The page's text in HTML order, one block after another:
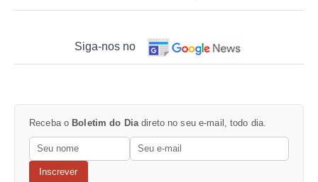
Siga-nos no
Receba o Boletim do Diadireto no seu e-mail, todo dia.
Inscrever